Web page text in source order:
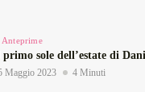
Anteprime
sole dell’estate di
Maggio 2023 4 Minuti